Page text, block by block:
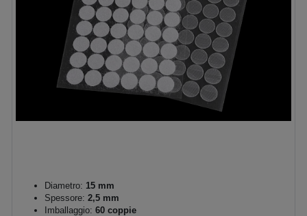
Diametro: 15 mm
Spessore: 2,5 mm
Imballaggio: 60 coppie